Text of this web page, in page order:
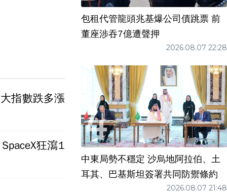
指數跌多漲
狂瀉1
包租代管龍頭兆基爆公司債跳票 前
董座涉吞7億遭聲押
2026.08.07 22:28
中東局勢不穩定 沙烏地阿拉伯、土
耳其、巴基斯坦簽署共同防禦條約
2026.08.07 21:48